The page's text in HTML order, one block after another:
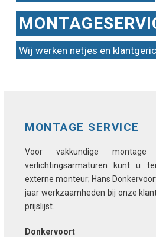
Wij werken netjes en
MONTAGE SERVICE
Voor vakkundige
verlichtingsarmaturen kunt u
externe monteur; Hans
jaar werkzaamheden bij onze
prijslijst.
Donkervoort